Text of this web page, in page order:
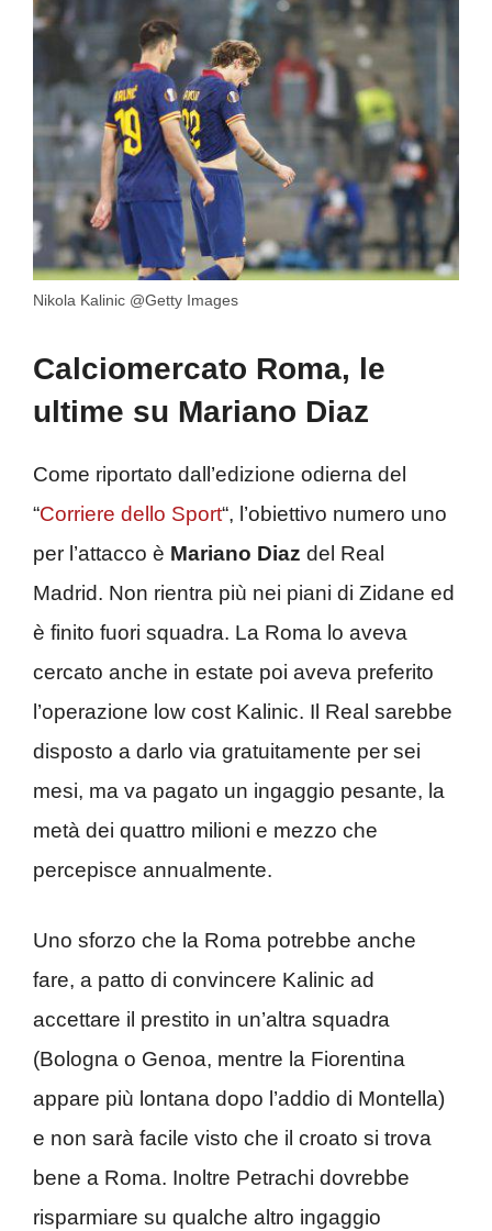
Nikola Kalinic @Getty Images
Calciomercato Roma, le
ultime su Mariano Diaz
Come riportato dall’edizione odierna del
“Corriere dello Sport“, l’obiettivo numero uno
per l’attacco è Mariano Diaz del Real
Madrid. Non rientra più nei piani di Zidane ed
è finito fuori squadra. La Roma lo aveva
cercato anche in estate poi aveva preferito
l’operazione low cost Kalinic. Il Real sarebbe
disposto a darlo via gratuitamente per sei
mesi, ma va pagato un ingaggio pesante, la
metà dei quattro milioni e mezzo che
percepisce annualmente.
Uno sforzo che la Roma potrebbe anche
fare, a patto di convincere Kalinic ad
accettare il prestito in un’altra squadra
(Bologna o Genoa, mentre la Fiorentina
appare più lontana dopo l’addio di Montella)
e non sarà facile visto che il croato si trova
bene a Roma. Inoltre Petrachi dovrebbe
risparmiare su qualche altro ingaggio